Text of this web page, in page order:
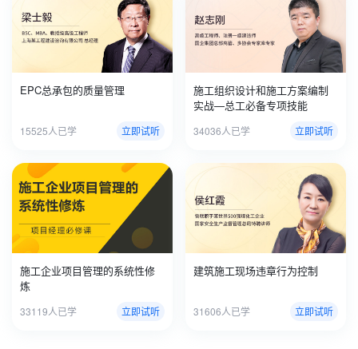
EPC总承包的质量管理
15525人已学 立即试听
施工组织设计和施工方案编制
实战—总工必备专项技能
34036人已学 立即试听
施工企业项目管理的系统性修
炼
33119人已学 立即试听
建筑施工现场违章行为控制
31606人已学 立即试听